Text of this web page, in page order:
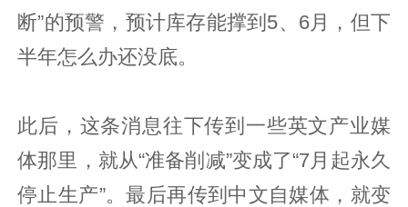
断”的预警，预计库存能撑到5、6月，但下
半年怎么办还没底。
此后，这条消息往下传到一些英文产业媒
体那里，就从“准备削减”变成了“7月起永久
停止生产”。最后再传到中文自媒体，就变